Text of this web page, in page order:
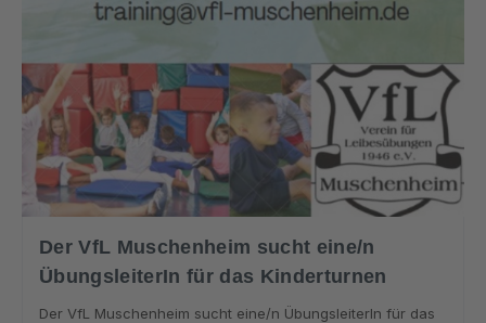
Der VfL Muschenheim sucht eine/n
ÜbungsleiterIn für das Kinderturnen
Der VfL Muschenheim sucht eine/n ÜbungsleiterIn für das